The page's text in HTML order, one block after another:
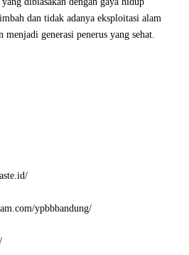
dan tidak adanya eksploitasi alam
menjadi generasi penerus yang sehat.
ypbbbandung/